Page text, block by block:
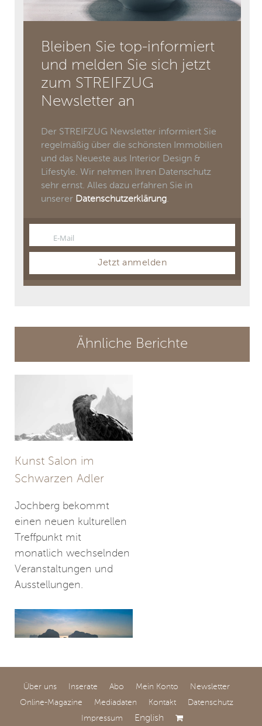
Bleiben Sie top-informiert
und melden Sie sich jetzt
zum STREIFZUG
Newsletter an
Der STREIFZUG Newsletter informiert Sie
regelmäßig über die schönsten Immobilien
und das Neueste aus Interior Design &
Lifestyle. Wir nehmen Ihren Datenschutz
sehr ernst. Alles dazu erfahren Sie in
unserer Datenschutzerklärung.
EmailE-Mail
Jetzt anmelden
Ähnliche Berichte
Kunst Salon im
Schwarzen Adler
Jochberg bekommt
einen neuen kulturellen
Treffpunkt mit
monatlich wechselnden
Veranstaltungen und
Ausstellungen.
klassischen Reviere
Über uns Inserate Abo Mein Konto
Newsletter
Online-Magazine
Mediadaten Kontakt
Datenschutz
Impressum
English